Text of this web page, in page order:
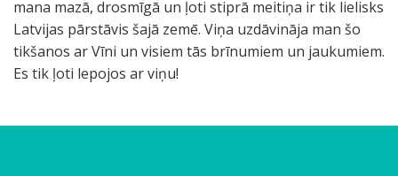
mana mazā, drosmīgā un ļoti stiprā meitiņa ir tik lielisks
Latvijas pārstāvis šajā zemē. Viņa uzdāvināja man šo
tikšanos ar Vīni un visiem tās brīnumiem un jaukumiem.
Es tik ļoti lepojos ar viņu!